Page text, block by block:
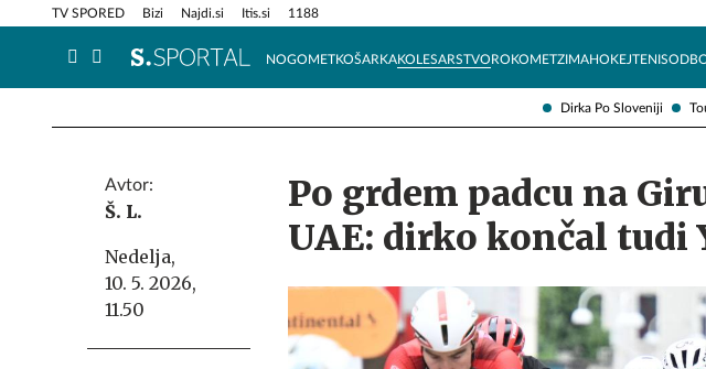
Dirka Po Sloveniji
TV SPORED Bizi Najdi.si Itis.si 1188
NOGOMETKOŠARKAKOLESARSTVOROKOMETZIMAHOKEJTENIS
Info in obvestila Tehnik
Avtor:
Š. L.
Nedelja,
10. 5. 2026,
11.50
Po grdem padcu na
UAE: dirko končal tudi